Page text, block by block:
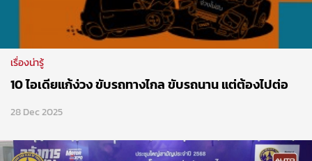
เรื่องน่ารู้
10 ไอเดียแก้ง่วง ขับรถทางไกล ขับรถนาน แต่ต้องไปต่อ
28 Dec 2025